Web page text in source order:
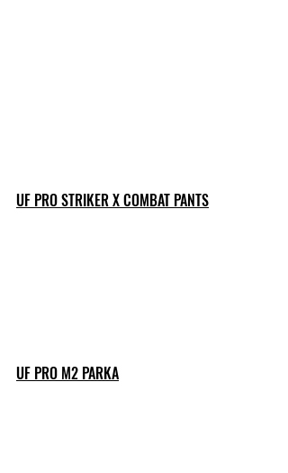
UF PRO STRIKER X COMBAT PANTS
UF PRO M2 PARKA